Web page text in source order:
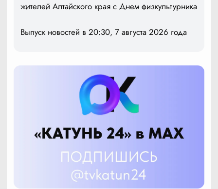
жителей Алтайского края с Днем физкультурника
Выпуск новостей в 20:30, 7 августа 2026 года